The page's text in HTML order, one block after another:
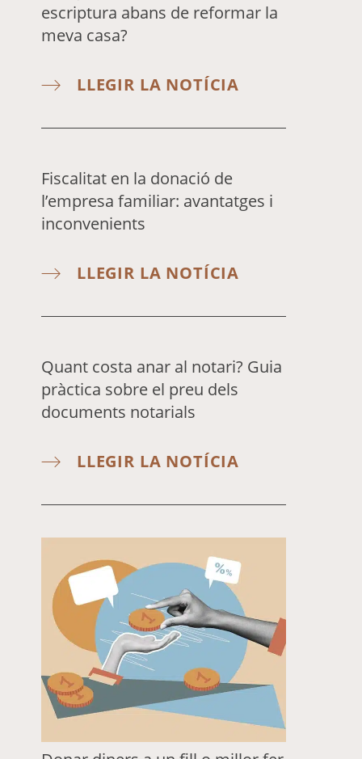
escriptura abans de reformar la
meva casa?
LLEGIR LA NOTÍCIA
Fiscalitat en la donació de
l’empresa familiar: avantatges i
inconvenients
LLEGIR LA NOTÍCIA
Quant costa anar al notari? Guia
pràctica sobre el preu dels
documents notarials
LLEGIR LA NOTÍCIA